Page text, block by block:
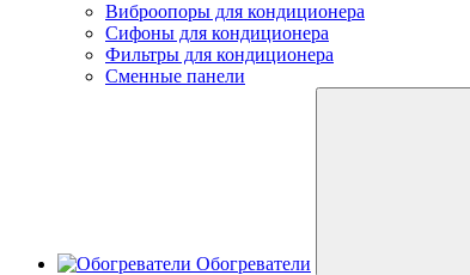
Виброопоры для кондиционера
Сифоны для кондиционера
Фильтры для кондиционера
Сменные панели
Обогреватели